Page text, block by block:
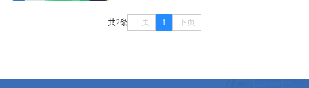
场地协调与支持；2.学生志愿者协调；3.往返
一刻，这份情、这份缘就终生不解了，犹如
供更好地帮助和服务，西北工业大学校友会
共2条 上页 1 下页